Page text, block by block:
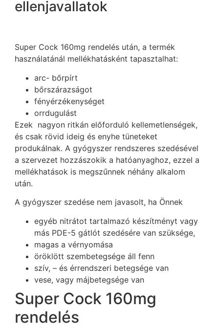
ellenjavallatok
Super Cock 160mg rendelés után, a termék
használatánál mellékhatásként tapasztalhat:
arc- bőrpírt
bőrszárazságot
fényérzékenységet
orrdugulást
Ezek nagyon ritkán előforduló kellemetlenségek,
és csak rövid ideig és enyhe tüneteket
produkálnak. A gyógyszer rendszeres szedésével
a szervezet hozzászokik a hatóanyaghoz, ezzel a
mellékhatások is megszűnnek néhány alkalom
után.
A gyógyszer szedése nem javasolt, ha Önnek
egyéb nitrátot tartalmazó készítményt vagy
más PDE-5 gátlót szedésére van szüksége,
magas a vérnyomása
öröklött szembetegsége áll fenn
szív, – és érrendszeri betegsége van
vese, vagy májbetegsége van
Super Cock 160mg
rendelés